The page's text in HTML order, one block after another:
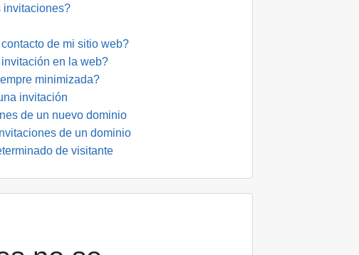
invitaciones?
de mi sitio web?
en la web?
minimizada?
invitación
de un nuevo dominio
de un dominio
de visitante